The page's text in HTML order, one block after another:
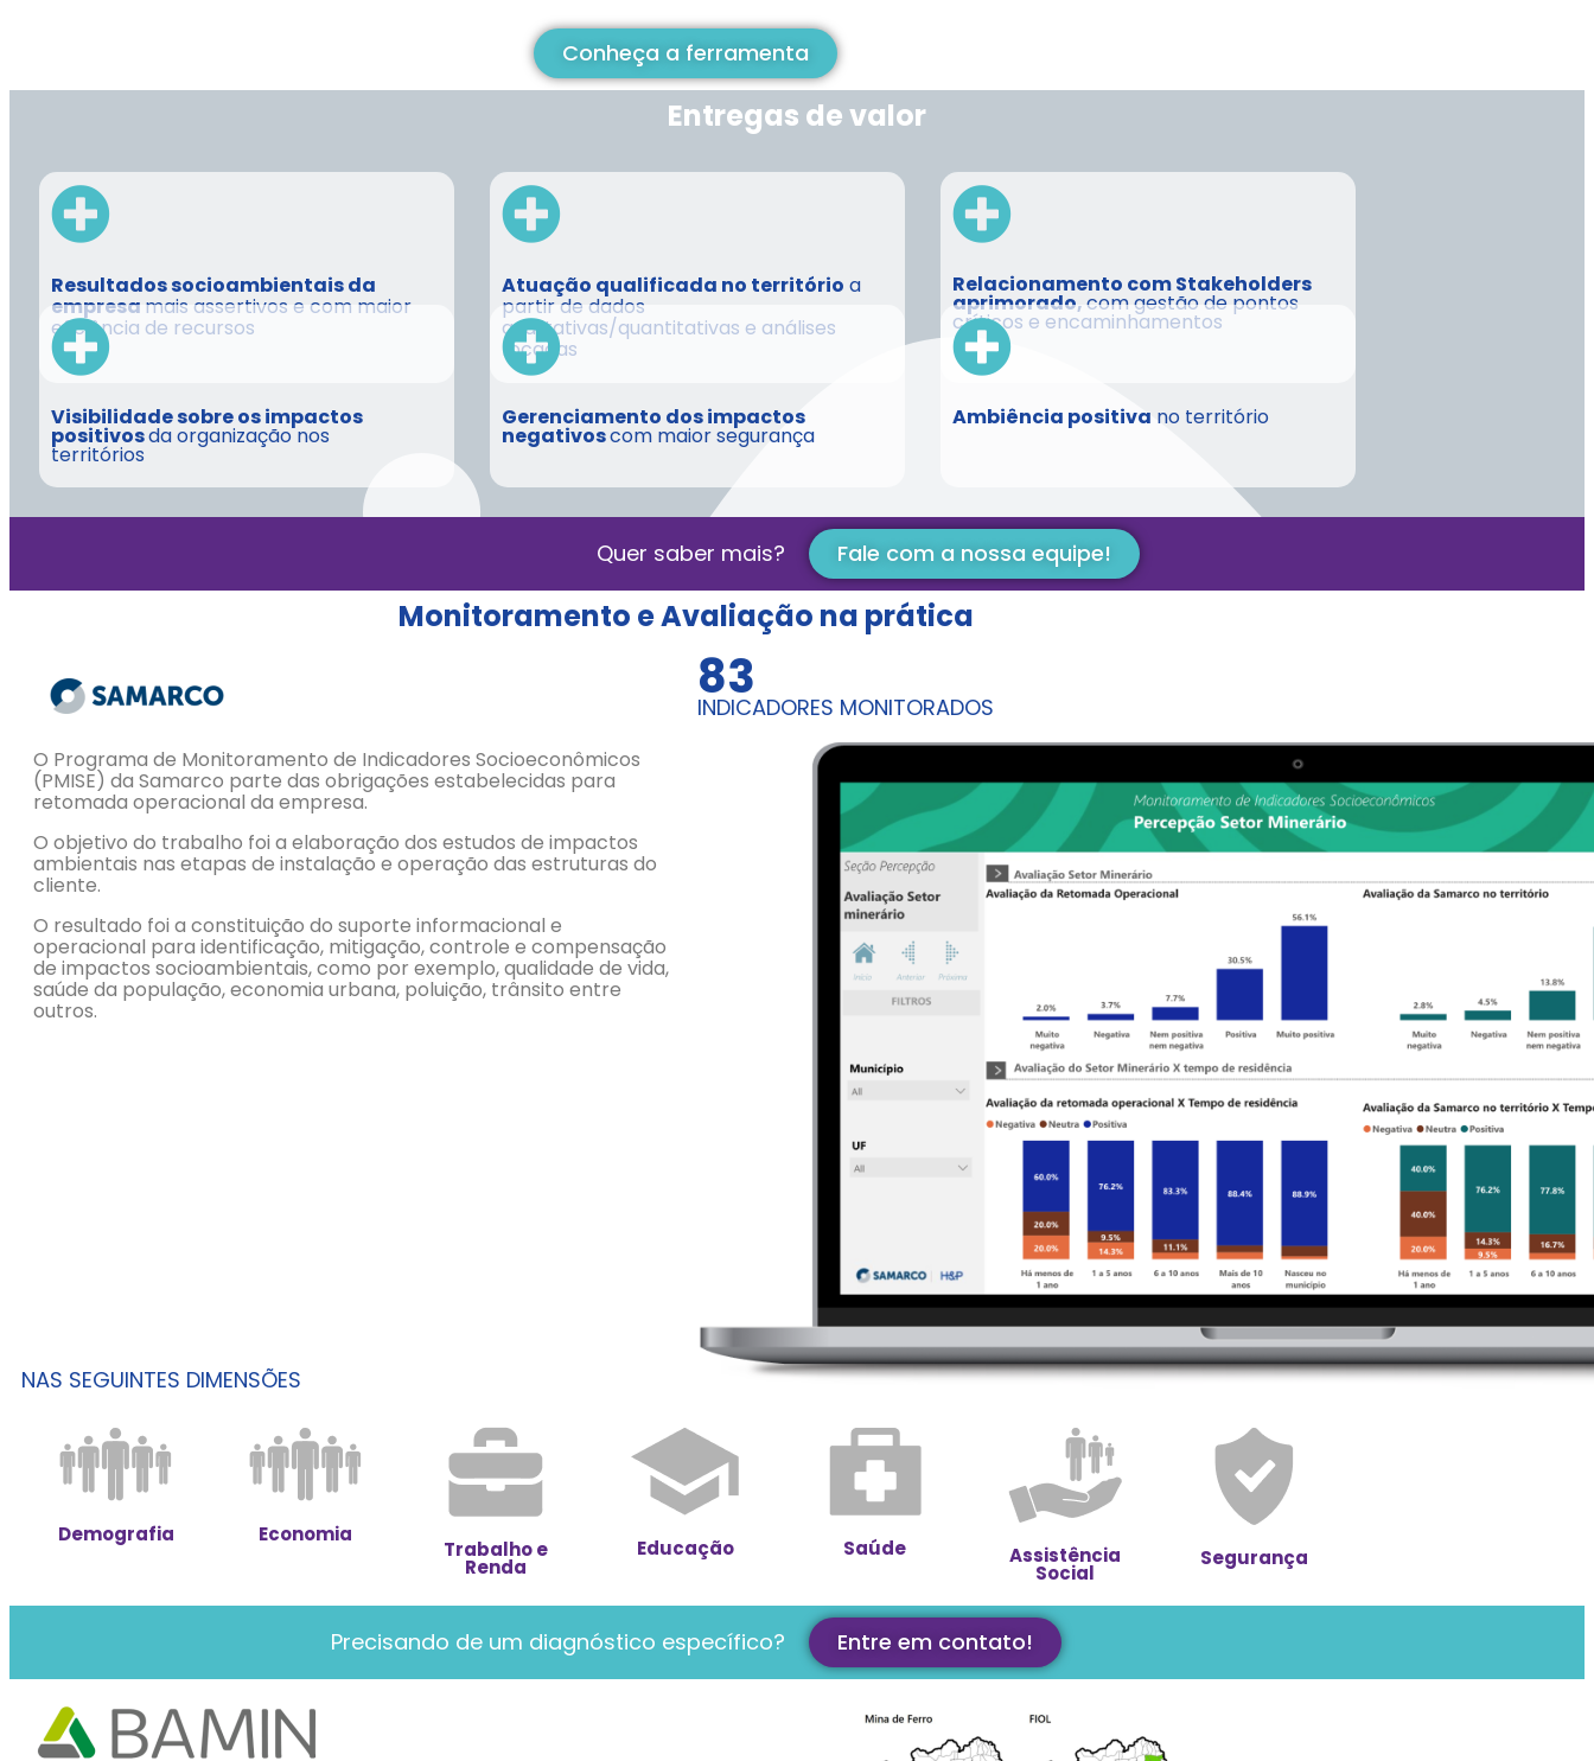
Conheça a ferramenta
Entregas de valor
Resultados socioambientais da
empresa mais assertivos e com maior
eficiência de recursos
Atuação qualificada no território a
partir de dados
qualitativas/quantitativas e análises
focadas
Relacionamento com Stakeholders
aprimorado,com gestão de pontos
críticos e encaminhamentos
Visibilidade sobre os impactos
positivosda organização nos
territórios
Gerenciamento dos impactos
negativoscom maior segurança
Ambiência positiva no território
Quer saber mais? Fale com a nossa equipe!
Monitoramento e Avaliação na prática
O Programa de Monitoramento de Indicadores Socioeconômicos
(PMISE) da Samarco parte das obrigações estabelecidas para
retomada operacional da empresa.
O objetivo do trabalho foi a elaboração dos estudos de impactos
ambientais nas etapas de instalação e operação das estruturas do
cliente.
O resultado foi a constituição do suporte informacional e
operacional para identificação, mitigação, controle e compensação
de impactos socioambientais, como por exemplo, qualidade de vida,
saúde da população, economia urbana, poluição, trânsito entre
outros.
83
INDICADORES MONITORADOS
NAS SEGUINTES DIMENSÕES
Demografia Economia
Trabalho e
Renda
Educação Saúde Assistência
Social
Segurança
Precisando de um diagnóstico específico? Entre em contato!